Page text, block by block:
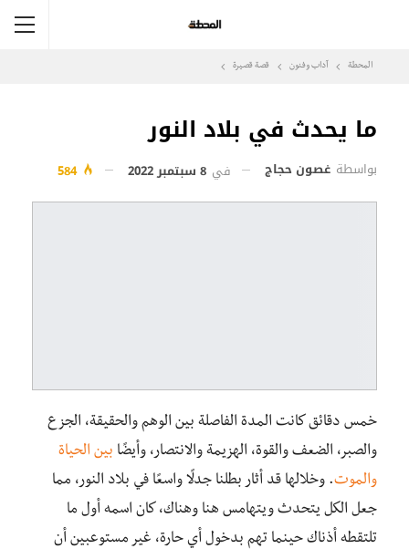
المحطة آداب وفنون قصة قصيرة
ما يحدث في بلاد النور
بواسطة غصون حجاج في 8 سبتمبر 2022 584
خمس دقائق كانت المدة الفاصلة بين الوهم والحقيقة، الجزع
والصبر، الضعف والقوة، الهزيمة والانتصار، وأيضًا بين الحياة
والموت. وخلالها قد أثار بطلنا جدلًا واسعًا في بلاد النور، مما
جعل الكل يتحدث ويتهامس هنا وهناك، كان اسمه أول ما
تلتقطه أذناك حينما تهم بدخول أي حارة، غير مستوعبين أن